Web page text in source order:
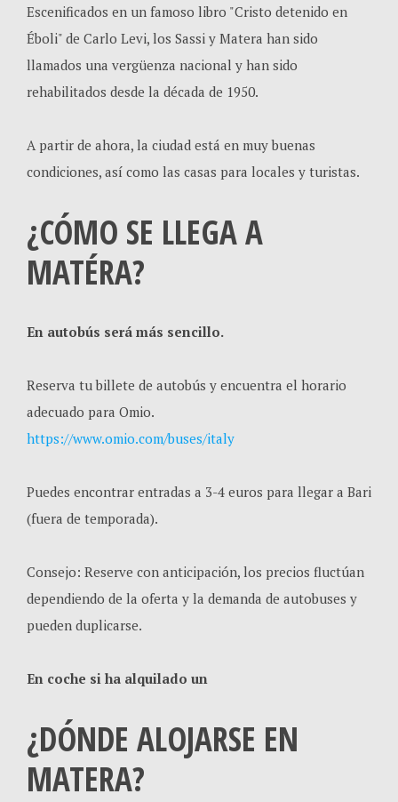
Escenificados en un famoso libro "Cristo detenido en
Éboli" de Carlo Levi, los Sassi y Matera han sido
llamados una vergüenza nacional y han sido
rehabilitados desde la década de 1950.
A partir de ahora, la ciudad está en muy buenas
condiciones, así como las casas para locales y turistas.
¿CÓMO SE LLEGA A
MATÉRA?
En autobús será más sencillo.
Reserva tu billete de autobús y encuentra el horario
adecuado para Omio.
https://www.omio.com/buses/italy
Puedes encontrar entradas a 3-4 euros para llegar a Bari
(fuera de temporada).
Consejo: Reserve con anticipación, los precios fluctúan
dependiendo de la oferta y la demanda de autobuses y
pueden duplicarse.
En coche si ha alquilado un
¿DÓNDE ALOJARSE EN
MATERA?